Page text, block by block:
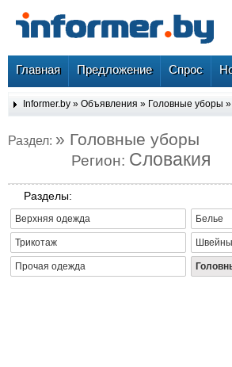
Главная Предложение Спрос
Informer.by » Объявления » Головные уборы »
Раздел: » Головные уборы
Регион: Словакия
Разделы:
Верхняя одежда Белье
Трикотаж
Прочая одежда